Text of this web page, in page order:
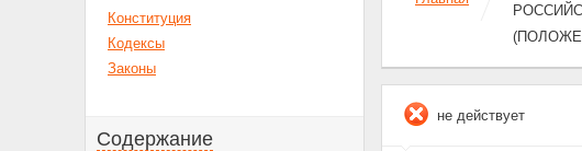
Конституция
Кодексы
Законы
Содержание
не действует